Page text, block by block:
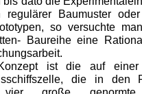
regulärer Baumuster
so versuchte
Baureihe eine
ist die auf
die in den